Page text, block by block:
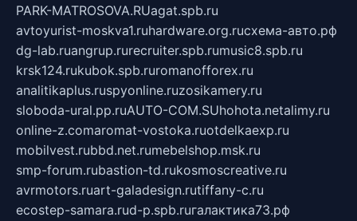
PARK-MATROSOVA.RUagat.spb.ru
avtoyurist-moskva1.ruhardware.org.ruсхема-авто.рф
dg-lab.ruangrup.rurecruiter.spb.rumusic8.spb.ru
krsk124.rukubok.spb.ruromanofforex.ru
analitikaplus.ruspyonline.ruzosikamery.ru
sloboda-ural.pp.ruAUTO-COM.SUhohota.netalimy.ru
online-z.comaromat-vostoka.ruotdelkaexp.ru
mobilvest.rubbd.net.rumebelshop.msk.ru
smp-forum.rubastion-td.rukosmoscreative.ru
avrmotors.ruart-galadesign.rutiffany-c.ru
ecostep-samara.rud-p.spb.ruгалактика73.рф